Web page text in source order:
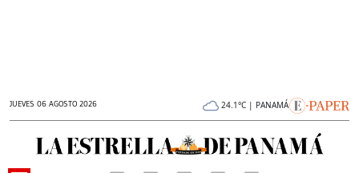
JUEVES 06 AGOSTO 2026 24.1°C | PANAMÁ